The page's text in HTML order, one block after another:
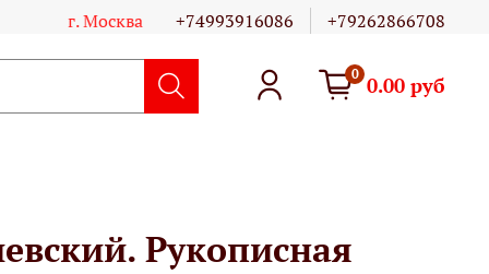
г. Москва +74993916086 +79262866708
0 0.00 руб
Рукописная